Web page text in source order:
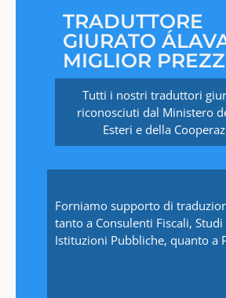
TRADUTTORE
GIURATO
MIGLIOR
Tutti i nostri traduttori
riconosciuti dal Ministero
Esteri e della
Forniamo supporto di
tanto a Consulenti Fiscali, Studi
Istituzioni Pubbliche, quanto a